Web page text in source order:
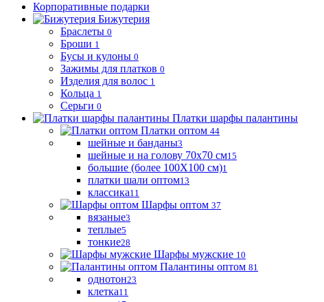
Корпоративные подарки
Бижутерия
Браслеты 0
Броши 1
Бусы и кулоны 0
Зажимы для платков 0
Изделия для волос 1
Кольца 1
Серьги 0
Платки шарфы палантины
Платки оптом 44
шейные и банданы3
шейные и на голову 70х70 см15
большие (более 100Х100 см)1
платки шали оптом13
классика11
Шарфы оптом 37
вязаные3
теплые5
тонкие28
Шарфы мужские 10
Палантины оптом 81
однотон23
клетка11